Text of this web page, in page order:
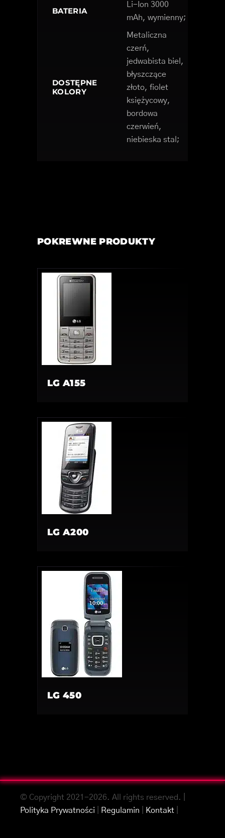
BATERIA
Li-Ion 3000
mAh, wymienny;
DOSTĘPNE
KOLORY
Metaliczna
czerń,
jedwabista biel,
błyszczące
złoto, fiolet
księżycowy,
bordowa
czerwień,
niebieska stal;
POKREWNE PRODUKTY
LG A155
LG A200
LG 450
© Copyright 2021-2026. All rights reserved. |
Polityka Prywatności
Regulamin Kontakt